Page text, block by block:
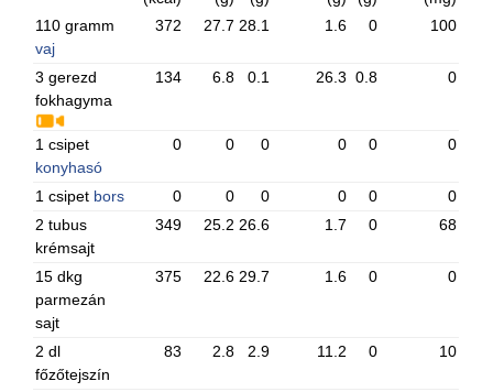
110 gramm
vaj
372 27.7 28.1 1.6 0 100
3 gerezd
fokhagyma
134 6.8 0.1 26.3 0.8 0
1 csipet
konyhasó
0 0 0 0 0 0
1 csipet bors 0 0 0 0 0
0
2 tubus
krémsajt
349 25.2 26.6 1.7 0 68
15 dkg
parmezán
sajt
375 22.6 29.7 1.6 0 0
2 dl
főzőtejszín
83 2.8 2.9 11.2 0 10